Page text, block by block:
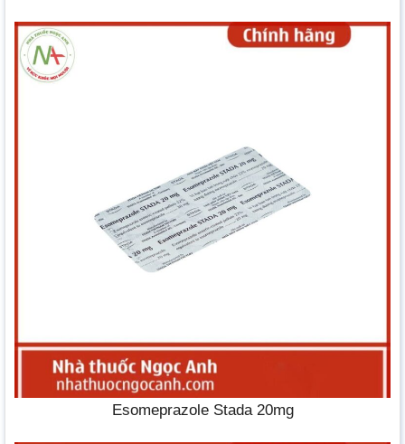
Esomeprazole Stada 20mg